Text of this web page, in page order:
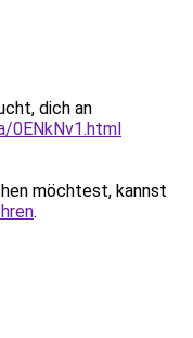
dich an
0ENkNv1.html
möchtest, kannst
.